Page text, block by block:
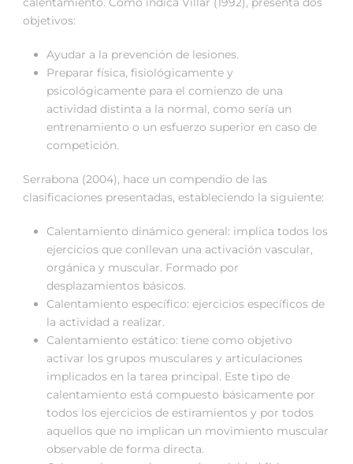
objetivos:
Ayudar a la prevención de lesiones.
Preparar física, fisiológicamente y
psicológicamente para el comienzo de una
actividad distinta a la normal, como sería un
entrenamiento o un esfuerzo superior en caso de
competición.
Serrabona (2004), hace un compendio de las
clasificaciones presentadas, estableciendo la siguiente:
Calentamiento dinámico general: implica todos los
ejercicios que conllevan una activación vascular,
orgánica y muscular. Formado por
desplazamientos básicos.
Calentamiento específico: ejercicios específicos de
la actividad a realizar.
Calentamiento estático: tiene como objetivo
activar los grupos musculares y articulaciones
implicados en la tarea principal. Este tipo de
calentamiento está compuesto básicamente por
todos los ejercicios de estiramientos y por todos
aquellos que no implican un movimiento muscular
observable de forma directa.